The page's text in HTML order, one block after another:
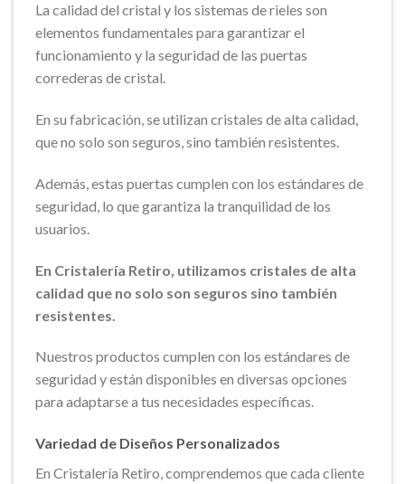
La calidad del cristal y los sistemas de rieles son
elementos fundamentales para garantizar el
funcionamiento y la seguridad de las puertas
correderas de cristal.
En su fabricación, se utilizan cristales de alta calidad,
que no solo son seguros, sino también resistentes.
Además, estas puertas cumplen con los estándares de
seguridad, lo que garantiza la tranquilidad de los
usuarios.
En Cristalería Retiro, utilizamos cristales de alta
calidad que no solo son seguros sino también
resistentes.
Nuestros productos cumplen con los estándares de
seguridad y están disponibles en diversas opciones
para adaptarse a tus necesidades específicas.
Variedad de Diseños Personalizados
En Cristalería Retiro, comprendemos que cada cliente